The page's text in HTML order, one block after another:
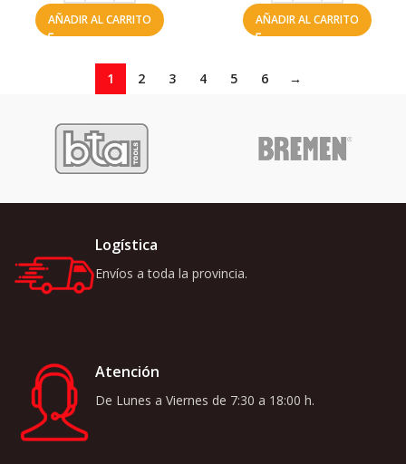
AÑADIR AL CARRITO AÑADIR AL CARRITO
1 2 3 4 5 6 →
Logística
Envíos a toda la provincia.
Atención
De Lunes a Viernes de 7:30 a 18:00 h.